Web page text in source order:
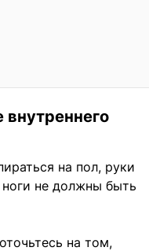
на пол, руки
не должны быть
на том,